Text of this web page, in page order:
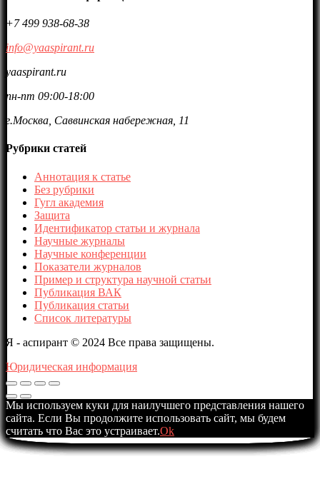
+7 499 938-68-38
info@yaaspirant.ru
yaaspirant.ru
пн-пт 09:00-18:00
г.Москва, Саввинская набережная, 11
Рубрики статей
Аннотация к статье
Без рубрики
Гугл академия
Защита
Идентификатор статьи и журнала
Научные журналы
Научные конференции
Показатели журналов
Пример и структура научной статьи
Публикация ВАК
Публикация статьи
Список литературы
Я - аспирант © 2024 Все права защищены.
Юридическая информация
Мы используем куки для наилучшего представления нашего
сайта. Если Вы продолжите использовать сайт, мы будем
считать что Вас это устраивает.Ok